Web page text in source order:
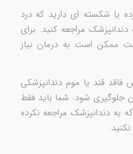
یا شکسته ای دارید که درد
مراجعه کنید. برای
ممکن است به درمان نیاز
فاقد قند یا موم دندانپزشکی
جلوگیری شود. شما باید فقط
به دندانپزشک مراجعه نکرده